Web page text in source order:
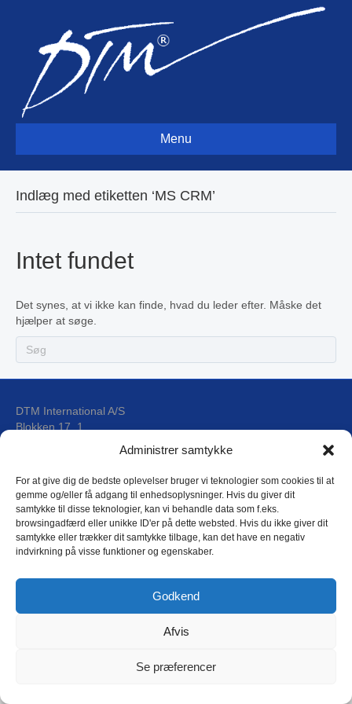
Administrer samtykke
For at give dig de bedste oplevelser bruger vi teknologier som cookies til at
gemme og/eller få adgang til enhedsoplysninger. Hvis du giver dit
samtykke til disse teknologier, kan vi behandle data som f.eks.
browsingadfærd eller unikke ID'er på dette websted. Hvis du ikke giver dit
samtykke eller trækker dit samtykke tilbage, kan det have en negativ
indvirkning på visse funktioner og egenskaber.
Godkend
Afvis
Se præferencer
Menu
Indlæg med etiketten ‘MS CRM’
Intet fundet
Det synes, at vi ikke kan finde, hvad du leder efter. Måske det
hjælper at søge.
DTM International A/S
Blokken 17, 1
E-mail: dtm@dtm.dk
Tlf.: (+45) 4593 4588
CVR: 17 79 31 44
Copyright © 2018 DTM International as